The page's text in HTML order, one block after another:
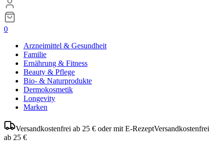
0
Arzneimittel & Gesundheit
Familie
Ernährung & Fitness
Beauty & Pflege
Bio- & Naturprodukte
Dermokosmetik
Longevity
Marken
Versandkostenfrei ab 25 € oder mit E-RezeptVersandkostenfrei
ab 25 €